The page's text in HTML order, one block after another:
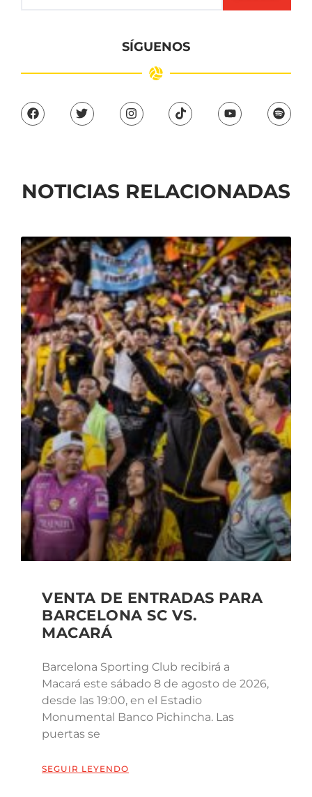
SÍGUENOS
NOTICIAS RELACIONADAS
VENTA DE ENTRADAS PARA
BARCELONA SC VS.
MACARÁ
Barcelona Sporting Club recibirá a
Macará este sábado 8 de agosto de 2026,
desde las 19:00, en el Estadio
Monumental Banco Pichincha. Las
puertas se
SEGUIR LEYENDO